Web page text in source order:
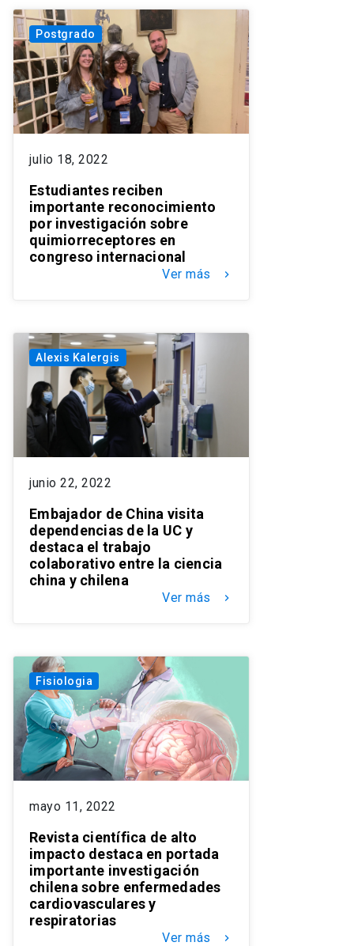
Postgrado
julio 18, 2022
Estudiantes reciben
importante reconocimiento
por investigación sobre
quimiorreceptores en
congreso internacional
Ver más keyboard_arrow_right
Alexis Kalergis
junio 22, 2022
Embajador de China visita
dependencias de la UC y
destaca el trabajo
colaborativo entre la ciencia
china y chilena
Ver más keyboard_arrow_right
Fisiologia
mayo 11, 2022
Revista científica de alto
impacto destaca en portada
importante investigación
chilena sobre enfermedades
cardiovasculares y
respiratorias
Ver más keyboard_arrow_right